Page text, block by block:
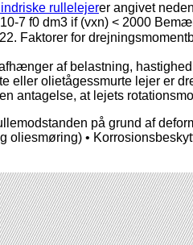
rullelejerer angivet
7 f0 dm3 if (vxn) < 2000
Faktorer for
af belastning,
eller olietågessmurte lejer er
antagelse, at lejets
på grund af
•